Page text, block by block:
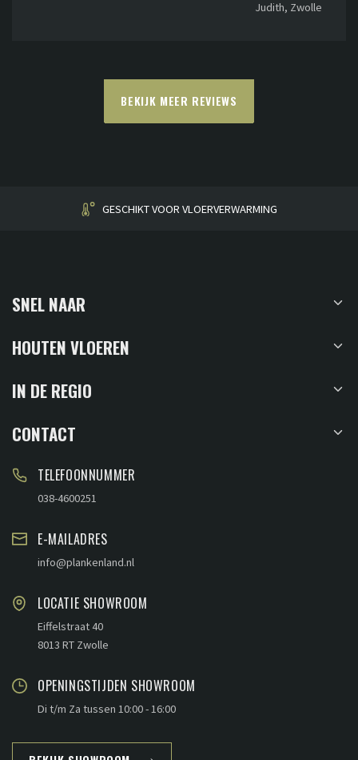
Judith, Zwolle
BEKIJK MEER REVIEWS
HUISGEMAAKT
SNEL NAAR
HOUTEN VLOEREN
IN DE REGIO
CONTACT
TELEFOONNUMMER
038-4600251
E-MAILADRES
info@plankenland.nl
LOCATIE SHOWROOM
Eiffelstraat 40
8013 RT Zwolle
OPENINGSTIJDEN SHOWROOM
Di t/m Za tussen 10:00 - 16:00